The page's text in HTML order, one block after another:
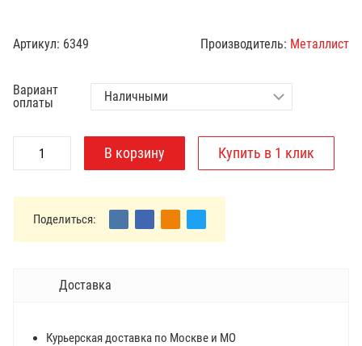
о
у
Артикул: 6349 Производитель: Металлист
Вариант
оплаты
Поделиться:
Доставка
Курьерская доставка по Москве и МО